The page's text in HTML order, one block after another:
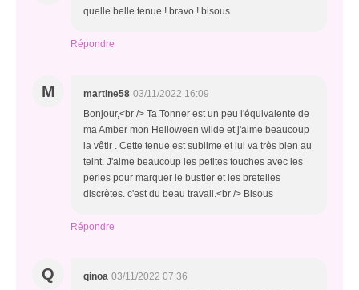
quelle belle tenue ! bravo ! bisous
Répondre
M martine58 03/11/2022 16:09
Bonjour,<br /> Ta Tonner est un peu l'équivalente de
ma Amber mon Helloween wilde et j'aime beaucoup
la vêtir . Cette tenue est sublime et lui va très bien au
teint. J'aime beaucoup les petites touches avec les
perles pour marquer le bustier et les bretelles
discrètes. c'est du beau travail.<br /> Bisous
Répondre
Q qinoa 03/11/2022 07:36